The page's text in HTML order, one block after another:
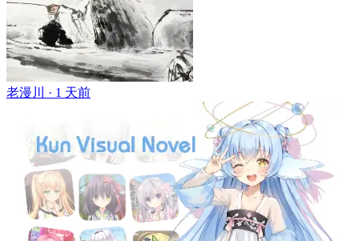
老漫川 · 1 天前